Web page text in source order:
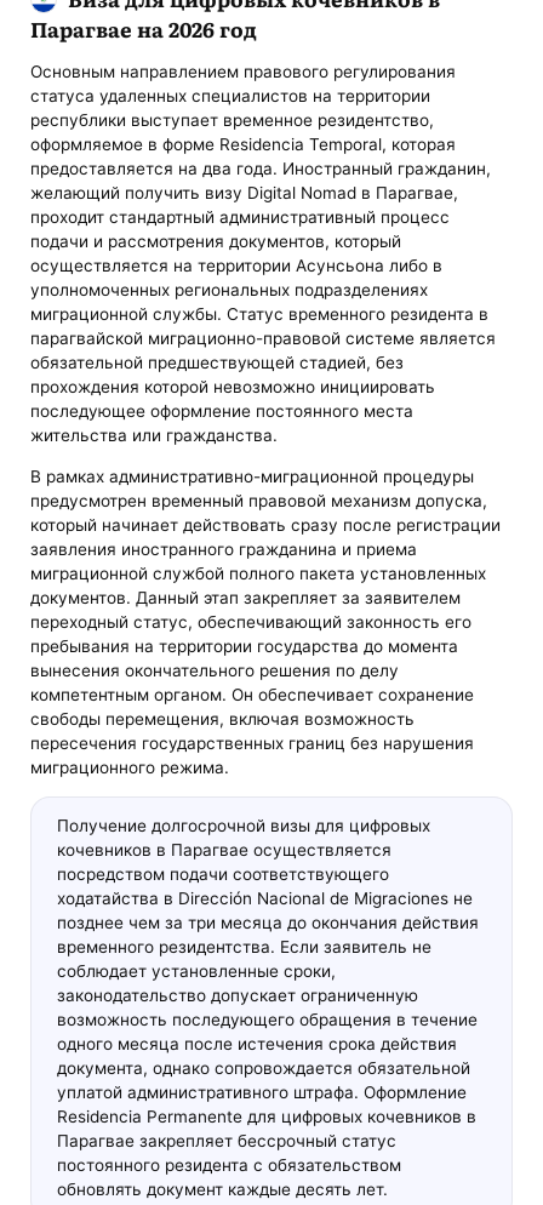
Парагвае на 2026 год
Основным направлением правового регулирования
статуса удаленных специалистов на территории
республики выступает временное резидентство,
оформляемое в форме Residencia Temporal, которая
предоставляется на два года. Иностранный гражданин,
желающий получить визу Digital Nomad в Парагвае,
проходит стандартный административный процесс
подачи и рассмотрения документов, который
осуществляется на территории Асунсьона либо в
уполномоченных региональных подразделениях
миграционной службы. Статус временного резидента в
парагвайской миграционно-правовой системе является
обязательной предшествующей стадией, без
прохождения которой невозможно инициировать
последующее оформление постоянного места
жительства или гражданства.
В рамках административно-миграционной процедуры
предусмотрен временный правовой механизм допуска,
который начинает действовать сразу после регистрации
заявления иностранного гражданина и приема
миграционной службой полного пакета установленных
документов. Данный этап закрепляет за заявителем
переходный статус, обеспечивающий законность его
пребывания на территории государства до момента
вынесения окончательного решения по делу
компетентным органом. Он обеспечивает сохранение
свободы перемещения, включая возможность
пересечения государственных границ без нарушения
миграционного режима.
Получение долгосрочной визы для цифровых
кочевников в Парагвае осуществляется
посредством подачи соответствующего
ходатайства в Dirección Nacional de Migraciones не
позднее чем за три месяца до окончания действия
временного резидентства. Если заявитель не
соблюдает установленные сроки,
законодательство допускает ограниченную
возможность последующего обращения в течение
одного месяца после истечения срока действия
документа, однако сопровождается обязательной
уплатой административного штрафа. Оформление
Residencia Permanente для цифровых кочевников в
Парагвае закрепляет бессрочный статус
постоянного резидента с обязательством
обновлять документ каждые десять лет.